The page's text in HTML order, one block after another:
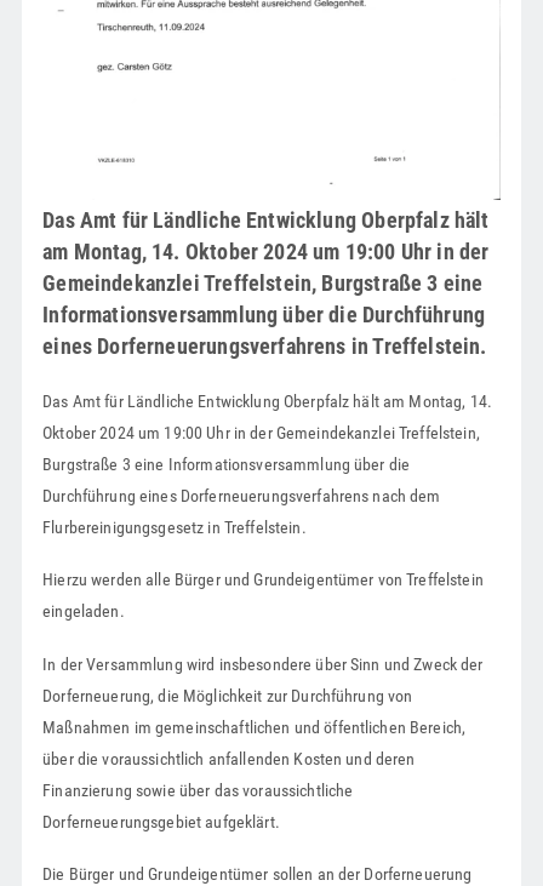
Das Amt für Ländliche Entwicklung Oberpfalz hält
am Montag, 14. Oktober 2024 um 19:00 Uhr in der
Gemeindekanzlei Treffelstein, Burgstraße 3 eine
Informationsversammlung über die Durchführung
eines Dorferneuerungsverfahrens in Treffelstein.
Das Amt für Ländliche Entwicklung Oberpfalz hält am Montag, 14.
Oktober 2024 um 19:00 Uhr in der Gemeindekanzlei Treffelstein,
Burgstraße 3 eine Informationsversammlung über die
Durchführung eines Dorferneuerungsverfahrens nach dem
Flurbereinigungsgesetz in Treffelstein.
Hierzu werden alle Bürger und Grundeigentümer von Treffelstein
eingeladen.
In der Versammlung wird insbesondere über Sinn und Zweck der
Dorferneuerung, die Möglichkeit zur Durchführung von
Maßnahmen im gemeinschaftlichen und öffentlichen Bereich,
über die voraussichtlich anfallenden Kosten und deren
Finanzierung sowie über das voraussichtliche
Dorferneuerungsgebiet aufgeklärt.
Die Bürger und Grundeigentümer sollen an der Dorferneuerung